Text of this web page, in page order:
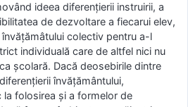
ideea diferenţierii instruirii, a
de dezvoltare a fiecarui elev,
colectiv pentru a-l
individuală care de altfel nici nu
şcolară. Dacă deosebirile dintre
învăţământului,
la folosirea şi a formelor de